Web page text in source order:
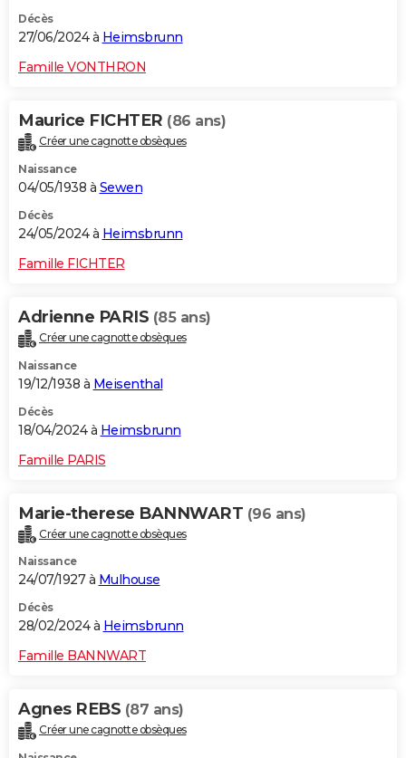
Décès
27/06/2024 à Heimsbrunn
Famille VONTHRON
Maurice FICHTER (86 ans)
Créer une cagnotte obsèques
Naissance
04/05/1938 à Sewen
Décès
24/05/2024 à Heimsbrunn
Famille FICHTER
Adrienne PARIS (85 ans)
Créer une cagnotte obsèques
Naissance
19/12/1938 à Meisenthal
Décès
18/04/2024 à Heimsbrunn
Famille PARIS
Marie-therese BANNWART (96 ans)
Créer une cagnotte obsèques
Naissance
24/07/1927 à Mulhouse
Décès
28/02/2024 à Heimsbrunn
Famille BANNWART
Agnes REBS (87 ans)
Créer une cagnotte obsèques